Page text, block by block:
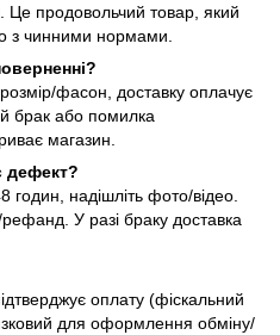
Це продовольчий товар, який
з чинними нормами.
фасон, доставку оплачує
брак або помилка
магазин.
дефект?
надішліть фото/відео.
У разі браку доставка
оплату (фіскальний
для оформлення обміну/